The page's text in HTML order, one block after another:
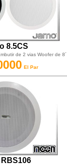
8.5CS
de 2 vias Woofer de 8´
El Par